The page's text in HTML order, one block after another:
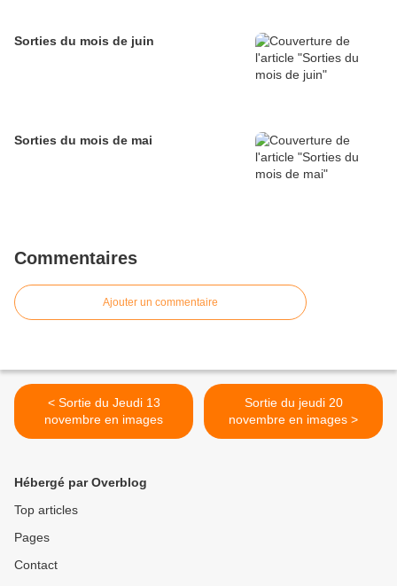
Sorties du mois de juin
Sorties du mois de mai
Commentaires
Ajouter un commentaire
< Sortie du Jeudi 13
novembre en images
Sortie du jeudi 20
novembre en images >
Hébergé par Overblog
Top articles
Pages
Contact